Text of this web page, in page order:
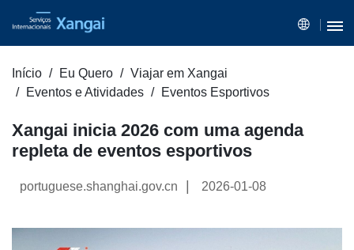
Início Eu Quero
Viajar em Xangai
Eventos e Atividades
Eventos Esportivos
Xangai inicia 2026 com uma agenda
repleta de eventos esportivos
portuguese.shanghai.gov.cn 2026-01-08